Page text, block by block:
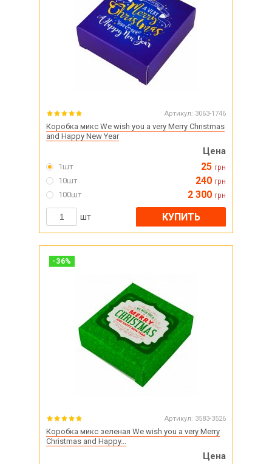
Артикул: 3063-1746
Коробка микс We wish you a very Merry Christmas
and Happy New Year
Цена
1шт 25 грн
10шт 240 грн
100шт 2 300 грн
шт КУПИТЬ
- 36%
Артикул: 3583-3526
Коробка микс зеленая We wish you a very Merry
Christmas and Happy...
Цена